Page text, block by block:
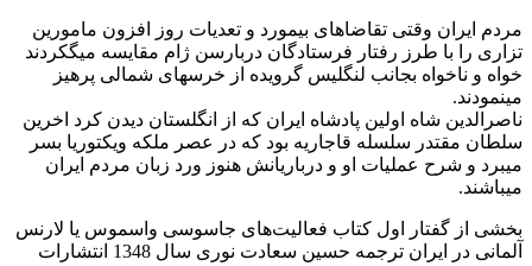
مردم ایران وقتی تقاضاهای بیمورد و تعدیات روز افزون مامورین
تزاری را با طرز رفتار فرستادگان دربارسن ژام مقایسه میگکردند
خواه و ناخواه بجانب لنگلیس گرویده از خرسهای شمالی پرهیز
مینمودند.
ناصرالدین شاه اولین پادشاه ایران که از انگلستان دیدن کرد اخرین
سلطان مقتدر سلسله قاجاریه بود که در عصر ملکه ویکتوریا بسر
میبرد و شرح عملیات او و درباریانش هنوز ورد زبان مردم ایران
میباشند.
بخشی از گفتار اول کتاب فعالیت‌های جاسوسی واسموس یا لارنس
آلمانی در ایران ترجمه حسین سعادت نوری سال 1348 انتشارات